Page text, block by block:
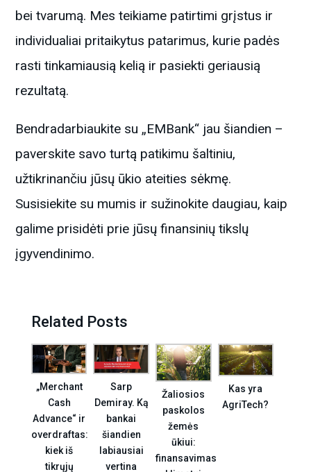
bei tvarumą. Mes teikiame patirtimi grįstus ir
individualiai pritaikytus patarimus, kurie padės
rasti tinkamiausią kelią ir pasiekti geriausią
rezultatą.
Bendradarbiaukite su „EMBank“ jau šiandien –
paverskite savo turtą patikimu šaltiniu,
užtikrinančiu jūsų ūkio ateities sėkmę.
Susisiekite su mumis ir sužinokite daugiau, kaip
galime prisidėti prie jūsų finansinių tikslų
įgyvendinimo.
Related Posts
„Merchant
Cash
Advance“ ir
overdraftas:
kiek iš
tikrųjų
Sarp
Demiray. Ką
bankai
šiandien
labiausiai
vertina
Žaliosios
paskolos
žemės
ūkiui:
finansavimas
Kas yra
AgriTech?